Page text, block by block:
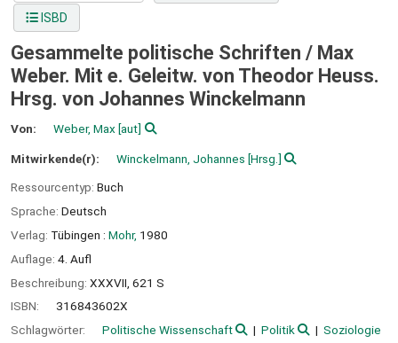
ISBD
Gesammelte politische Schriften / Max
Weber. Mit e. Geleitw. von Theodor Heuss.
Hrsg. von Johannes Winckelmann
Von: Weber, Max[aut]
Mitwirkende(r): Winckelmann, Johannes [Hrsg.]
Ressourcentyp: Buch
Sprache: Deutsch
Verlag: Tübingen : Mohr, 1980
Auflage: 4. Aufl
Beschreibung: XXXVII, 621 S
ISBN:
316843602X
Schlagwörter:
Politische Wissenschaft Politik
Soziologie